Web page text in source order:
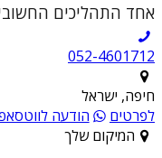
אחד התהליכים
052-4601712
חיפה, ישראל
לפרטים
הודעה
המיקום שלך